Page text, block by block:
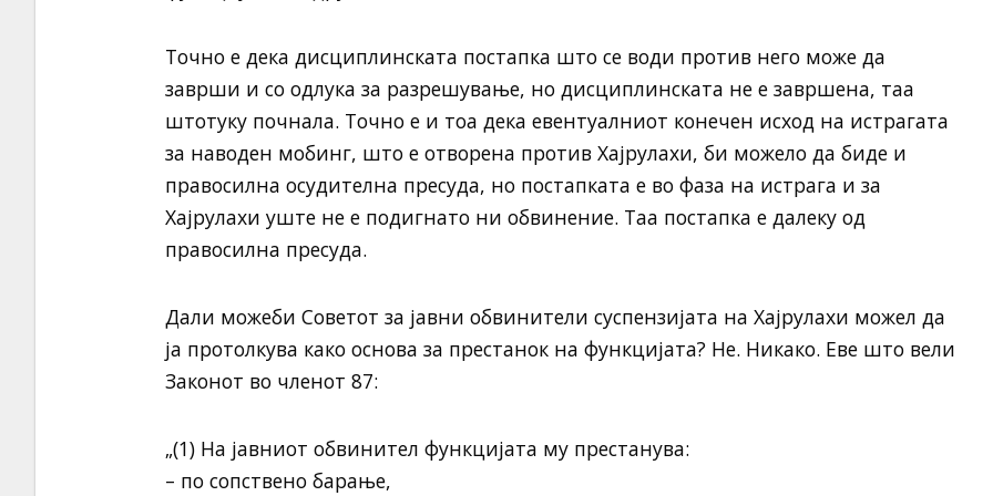
Точно е дека дисциплинската постапка што се води против него може да
заврши и со одлука за разрешување, но дисциплинската не е завршена, таа
штотуку почнала. Точно е и тоа дека евентуалниот конечен исход на истрагата
за наводен мобинг, што е отворена против Хајрулахи, би можело да биде и
правосилна осудителна пресуда, но постапката е во фаза на истрага и за
Хајрулахи уште не е подигнато ни обвинение. Таа постапка е далеку од
правосилна пресуда.
Дали можеби Советот за јавни обвинители суспензијата на Хајрулахи можел да
ја протолкува како основа за престанок на функцијата? Не. Никако. Еве што вели
Законот во членот 87:
„(1) На јавниот обвинител функцијата му престанува:
– по сопствено барање,